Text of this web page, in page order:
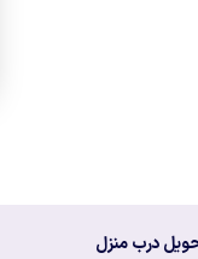
درب منزل